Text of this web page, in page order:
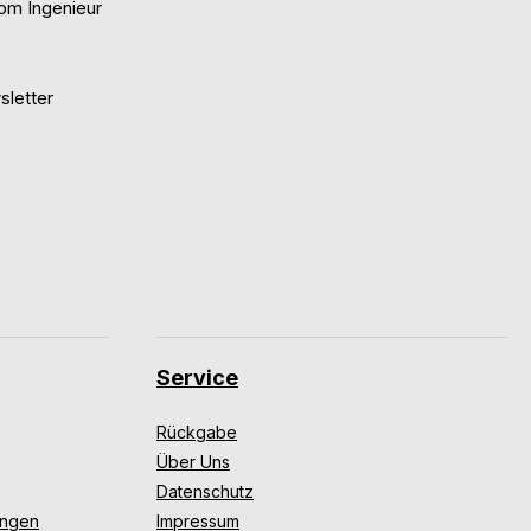
Ingenieur
Service
Rückgabe
Über Uns
Datenschutz
Impressum